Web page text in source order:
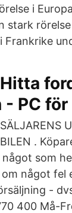
i
stark
Frankrike
Hitta
- PC för
SÄLJARENS
BILEN .
som
något fel
-
400 Må-